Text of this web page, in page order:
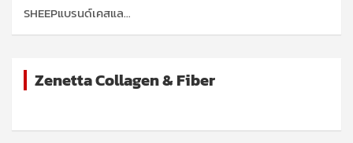
SHEEPแบรนด์เคสแล…
Zenetta Collagen & Fiber